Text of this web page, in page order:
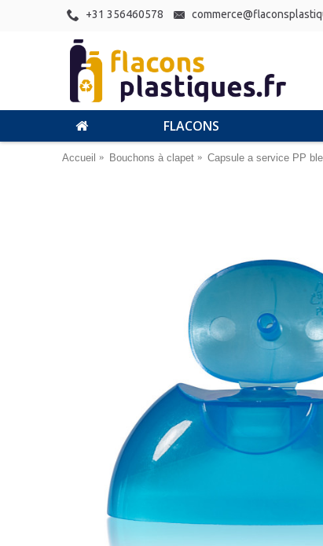
+31 356460578
FLACONS
Accueil Bouchons à clapet Capsule a service PP